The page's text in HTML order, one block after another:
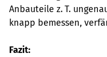
Anbauteile z. T.
knapp bemessen,
Fazit: